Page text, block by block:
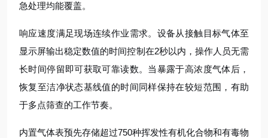
急处理均能覆盖。
响应速度满足现场连续作业需求。设备从接触目标气体至
显示屏输出稳定数值的时间控制在2秒以内，操作人员无需
长时间停留即可获取可靠读数。当暴露于高浓度气体后，
恢复至洁净状态基线值的时间同样保持在较短范围，有助
于多点筛查的工作节奏。
内置气体表预先存储超过750种挥发性有机化合物和有毒物